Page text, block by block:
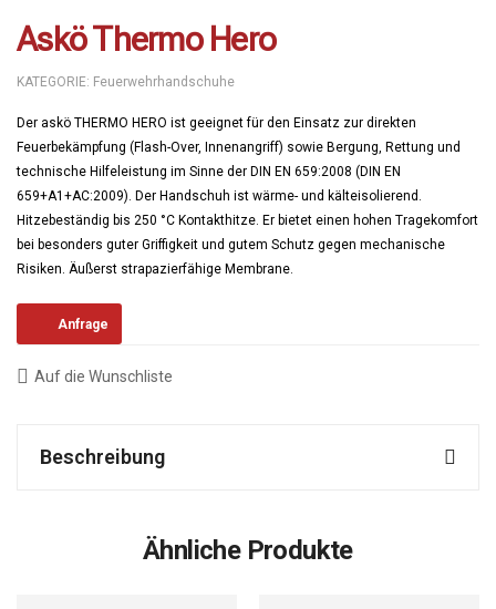
Askö Thermo Hero
KATEGORIE: Feuerwehrhandschuhe
Der askö THERMO HERO ist geeignet für den Einsatz zur direkten
Feuerbekämpfung (Flash-Over, Innenangriff) sowie Bergung, Rettung und
technische Hilfeleistung im Sinne der DIN EN 659:2008 (DIN EN
659+A1+AC:2009). Der Handschuh ist wärme- und kälteisolierend.
Hitzebeständig bis 250 °C Kontakthitze. Er bietet einen hohen Tragekomfort
bei besonders guter Griffigkeit und gutem Schutz gegen mechanische
Risiken. Äußerst strapazierfähige Membrane.
Anfrage
Auf die Wunschliste
Beschreibung
Ähnliche Produkte